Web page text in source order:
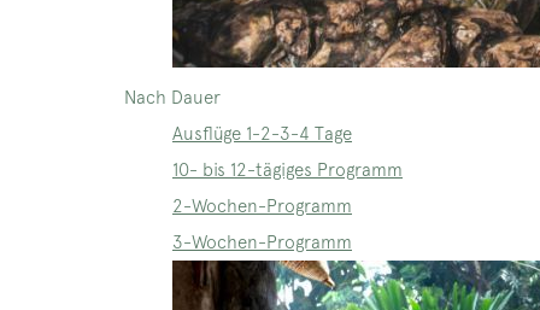
Nach Dauer
Ausflüge 1-2-3-4 Tage
10- bis 12-tägiges Programm
2-Wochen-Programm
3-Wochen-Programm